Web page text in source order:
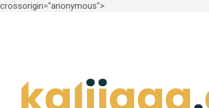
crossorigin="anonymous">